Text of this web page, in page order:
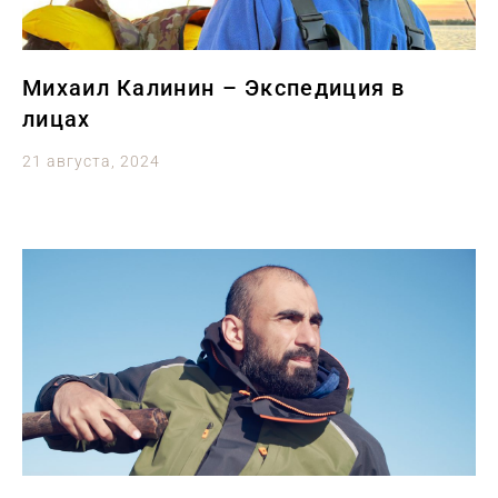
Михаил Калинин – Экспедиция в
лицах
21 августа, 2024